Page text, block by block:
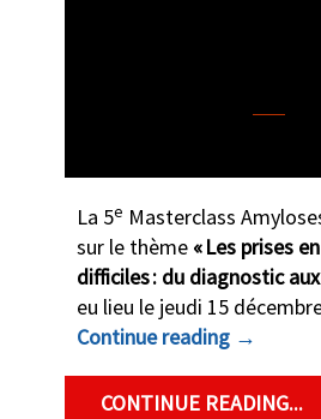
La 5e Masterclass
sur le thème «Les prises
difficiles : du diagnostic
eu lieu le jeudi 15
Continue reading →
CONTINUE READING...